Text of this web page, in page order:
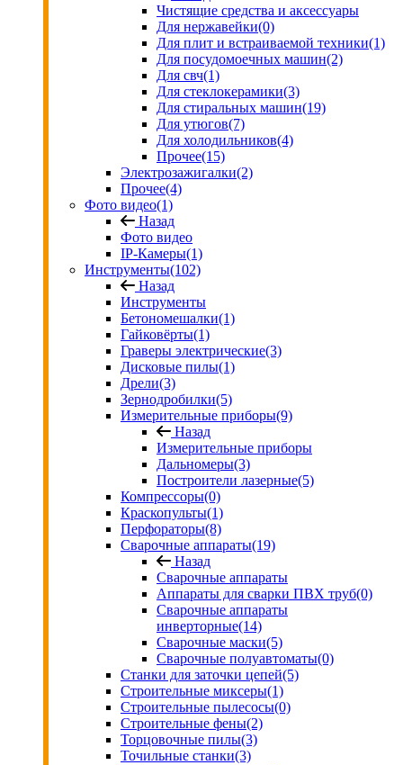
Чистящие средства и аксессуары
Для нержавейки(0)
Для плит и встраиваемой техники(1)
Для посудомоечных машин(2)
Для свч(1)
Для стеклокерамики(3)
Для стиральных машин(19)
Для утюгов(7)
Для холодильников(4)
Прочее(15)
Электрозажигалки(2)
Прочее(4)
Фото видео(1)
Назад
Фото видео
IP-Камеры(1)
Инструменты(102)
Назад
Инструменты
Бетономешалки(1)
Гайковёрты(1)
Граверы электрические(3)
Дисковые пилы(1)
Дрели(3)
Зернодробилки(5)
Измерительные приборы(9)
Назад
Измерительные приборы
Дальномеры(3)
Построители лазерные(5)
Компрессоры(0)
Краскопульты(1)
Перфораторы(8)
Сварочные аппараты(19)
Назад
Сварочные аппараты
Аппараты для сварки ПВХ труб(0)
Сварочные аппараты
инверторные(14)
Сварочные маски(5)
Сварочные полуавтоматы(0)
Станки для заточки цепей(5)
Строительные миксеры(1)
Строительные пылесосы(0)
Строительные фены(2)
Торцовочные пилы(3)
Точильные станки(3)